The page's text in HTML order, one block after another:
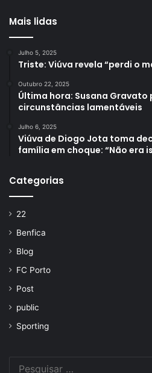
Mais lidas
Julho 5, 2025
Triste: Viúva revela “perdi o
Outubro 22, 2025
Última hora: Susana Gravato
circunstâncias lamentáveis
Julho 6, 2025
Viúva de Diogo Jota toma
família em choque: “Não era
Categorias
22
Benfica
Blog
FC Porto
Post
public
Sporting